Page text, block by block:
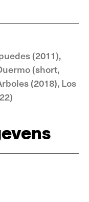
(2011),
(short,
(2018), Los